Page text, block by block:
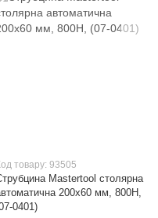
товару: 93505
Mastertool столярна
200х60 мм, 800Н,
0401)